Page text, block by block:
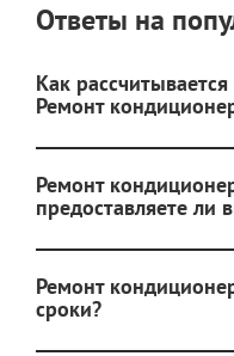
Ответы на
Как
Ремонт
Ремонт
предоставляете ли
Ремонт
сроки?